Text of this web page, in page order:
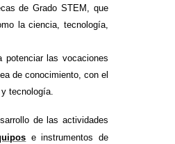
de Grado STEM, que
la ciencia, tecnología,
potenciar las vocaciones
de conocimiento, con el
tecnología.
de las actividades
e instrumentos de